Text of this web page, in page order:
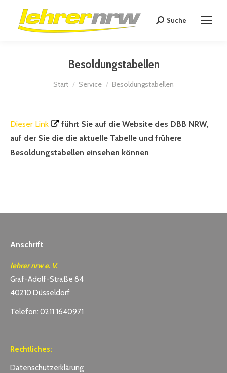
Search:
Suche
Besoldungstabellen
Sie befinden sich hier:
Start Service Besoldungstabellen
Dieser Link
führt Sie auf die Website des DBB NRW,
auf der Sie die die aktuelle Tabelle und frühere
Besoldungstabellen einsehen können
Anschrift
lehrer nrw e. V.
Graf-Adolf-Straße 84
40210 Düsseldorf
Telefon: 0211 1640971
Rechtliches:
Datenschutzerklärung